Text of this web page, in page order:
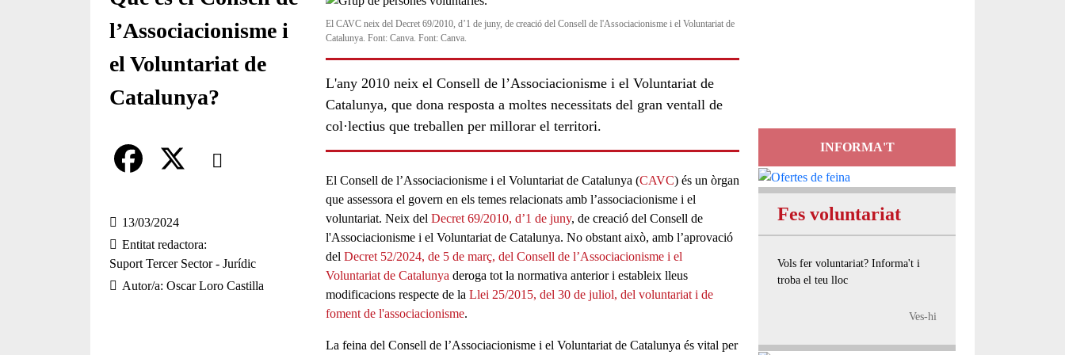
l’Associacionisme i
el Voluntariat de
Catalunya?
Comparteix
a
c
13/03/2024
Entitat redactora
Suport Tercer Sector - Jurídic
Autor/a Oscar Loro Castilla
El CAVC neix del Decret 69/2010, d’1 de juny, de creació del Consell de l'Associacionisme i el Voluntariat de
Catalunya. Font: Canva. Font: Canva.
L'any 2010 neix el Consell de l’Associacionisme i el Voluntariat de
Catalunya, que dona resposta a moltes necessitats del gran ventall de
col·lectius que treballen per millorar el territori.
El Consell de l’Associacionisme i el Voluntariat de Catalunya (CAVC) és un òrgan
que assessora el govern en els temes relacionats amb l’associacionisme i el
voluntariat. Neix del Decret 69/2010, d’1 de juny, de creació del Consell de
l'Associacionisme i el Voluntariat de Catalunya. No obstant això, amb l’aprovació
del Decret 52/2024, de 5 de març, del Consell de l’Associacionisme i el
Voluntariat de Catalunya deroga tot la normativa anterior i estableix lleus
modificacions respecte de la Llei 25/2015, del 30 de juliol, del voluntariat i de
foment de l'associacionisme.
La feina del Consell de l’Associacionisme i el Voluntariat de Catalunya és vital per
INFORMA'T
Fes voluntariat
Vols fer voluntariat? Informa't i
troba el teu lloc
Ves-hi